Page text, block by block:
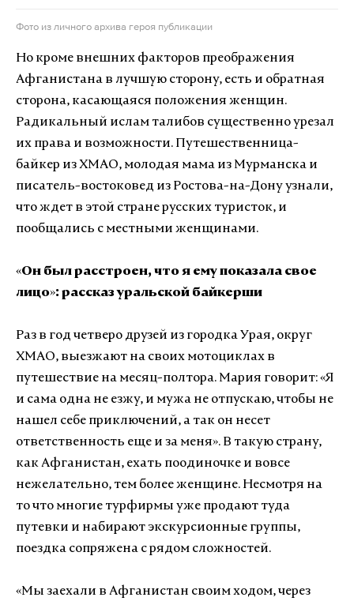
Фото из личного архива героя публикации
Но кроме внешних факторов преображения
Афганистана в лучшую сторону, есть и обратная
сторона, касающаяся положения женщин.
Радикальный ислам талибов существенно урезал
их права и возможности. Путешественница-
байкер из ХМАО, молодая мама из Мурманска и
писатель-востоковед из Ростова-на-Дону узнали,
что ждет в этой стране русских туристок, и
пообщались с местными женщинами.
«Он был расстроен, что я ему показала свое
лицо»: рассказ уральской байкерши
Раз в год четверо друзей из городка Урая, округ
ХМАО, выезжают на своих мотоциклах в
путешествие на месяц-полтора. Мария говорит:«Я
и сама одна не езжу, и мужа не отпускаю, чтобы не
нашел себе приключений, а так он несет
ответственность еще и за меня». В такую страну,
как Афганистан, ехать поодиночке и вовсе
нежелательно, тем более женщине. Несмотря на
то что многие турфирмы уже продают туда
путевки и набирают экскурсионные группы,
поездка сопряжена с рядом сложностей.
«Мы заехали в Афганистан своим ходом, через